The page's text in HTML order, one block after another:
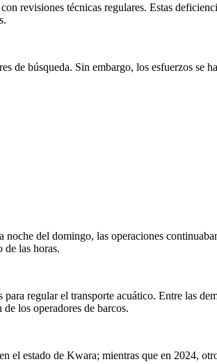
revisiones técnicas regulares. Estas
de búsqueda. Sin embargo, los esfuerzos se
noche del domingo, las operaciones
de las horas.
regular el transporte acuático. Entre las
los operadores de barcos.
en el estado de Kwara; mientras que en 2024,